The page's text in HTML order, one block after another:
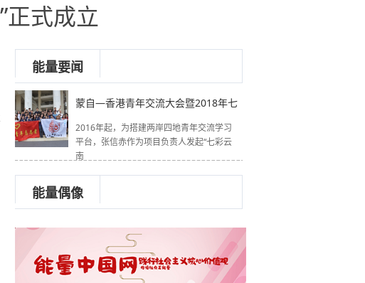
式成立
能量要闻
蒙自—香港青年交流大会暨2018年七
2016年起，为搭建两岸四地青年交流学习
平台，张信赤作为项目负责人发起“七彩云
南
能量偶像